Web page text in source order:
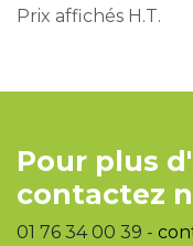
Prix affichés H.T.
Pour plus
contactez
01 76 34 00 39 -